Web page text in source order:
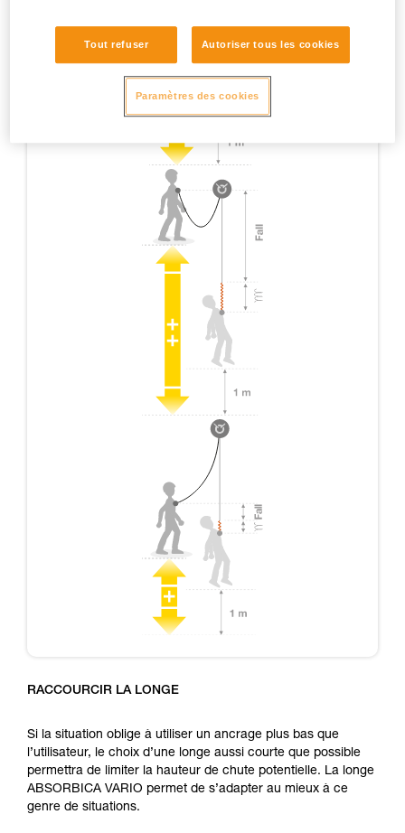
RACCOURCIR LA LONGE
Si la situation oblige à utiliser un ancrage plus bas que
l’utilisateur, le choix d’une longe aussi courte que possible
permettra de limiter la hauteur de chute potentielle. La longe
ABSORBICA VARIO permet de s’adapter au mieux à ce
genre de situations.
Tout refuser Autoriser tous les cookies
Paramètres des cookies